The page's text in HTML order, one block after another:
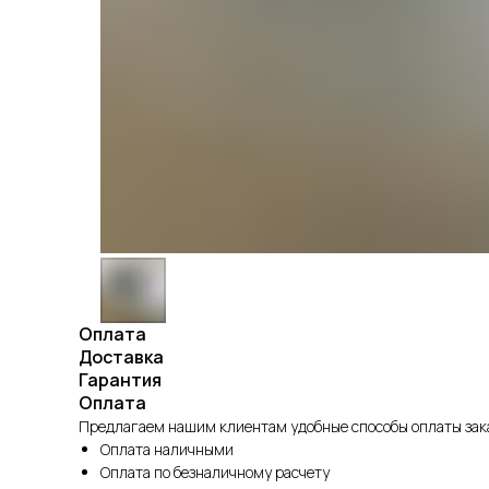
Оплата
Доставка
Гарантия
Оплата
Предлагаем нашим клиентам удобные способы оплаты
Оплата наличными
Оплата по безналичному расчету